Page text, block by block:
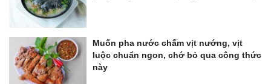
Muốn pha nước chấm vịt nướng, vịt
luộc chuẩn ngon, chớ bỏ qua công thức
này